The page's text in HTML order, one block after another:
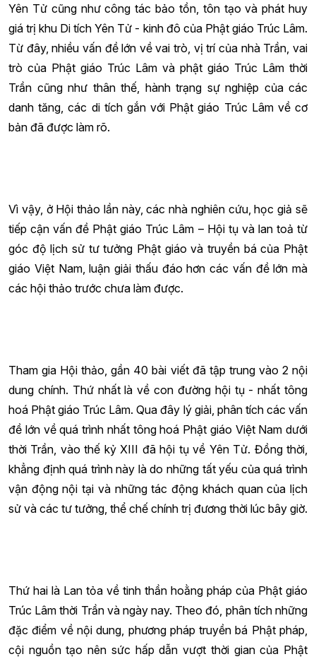
Yên Tử cũng như công tác bảo tồn, tôn tạo và phát huy
giá trị khu Di tích Yên Tử - kinh đô của Phật giáo Trúc Lâm.
Từ đây, nhiều vấn đề lớn về vai trò, vị trí của nhà Trần, vai
trò của Phật giáo Trúc Lâm và phật giáo Trúc Lâm thời
Trần cũng như thân thế, hành trạng sự nghiệp của các
danh tăng, các di tích gắn với Phật giáo Trúc Lâm về cơ
bản đã được làm rõ.
Vì vậy, ở Hội thảo lần này, các nhà nghiên cứu, học giả sẽ
tiếp cận vấn đề Phật giáo Trúc Lâm – Hội tụ và lan toả từ
góc độ lịch sử tư tưởng Phật giáo và truyền bá của Phật
giáo Việt Nam, luận giải thấu đáo hơn các vấn đề lớn mà
các hội thảo trước chưa làm được.
Tham gia Hội thảo, gần 40 bài viết đã tập trung vào 2 nội
dung chính. Thứ nhất là về con đường hội tụ - nhất tông
hoá Phật giáo Trúc Lâm. Qua đây lý giải, phân tích các vấn
đề lớn về quá trình nhất tông hoá Phật giáo Việt Nam dưới
thời Trần, vào thế kỷ XIII đã hội tụ về Yên Tử. Đồng thời,
khẳng định quá trình này là do những tất yếu của quá trình
vận động nội tại và những tác động khách quan của lịch
sử và các tư tưởng, thể chế chính trị đương thời lúc bây giờ.
Thứ hai là Lan tỏa về tinh thần hoằng pháp của Phật giáo
Trúc Lâm thời Trần và ngày nay. Theo đó, phân tích những
đặc điểm về nội dung, phương pháp truyền bá Phật pháp,
cội nguồn tạo nên sức hấp dẫn vượt thời gian của Phật